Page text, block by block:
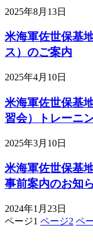
2025年8月13日
米海軍佐世保基
ス）のご案内
2025年4月10日
米海軍佐世保基
習会）トレーニ
2025年3月10日
米海軍佐世保基
事前案内のお知
2024年1月23日
ページ1 ページ2 ペ